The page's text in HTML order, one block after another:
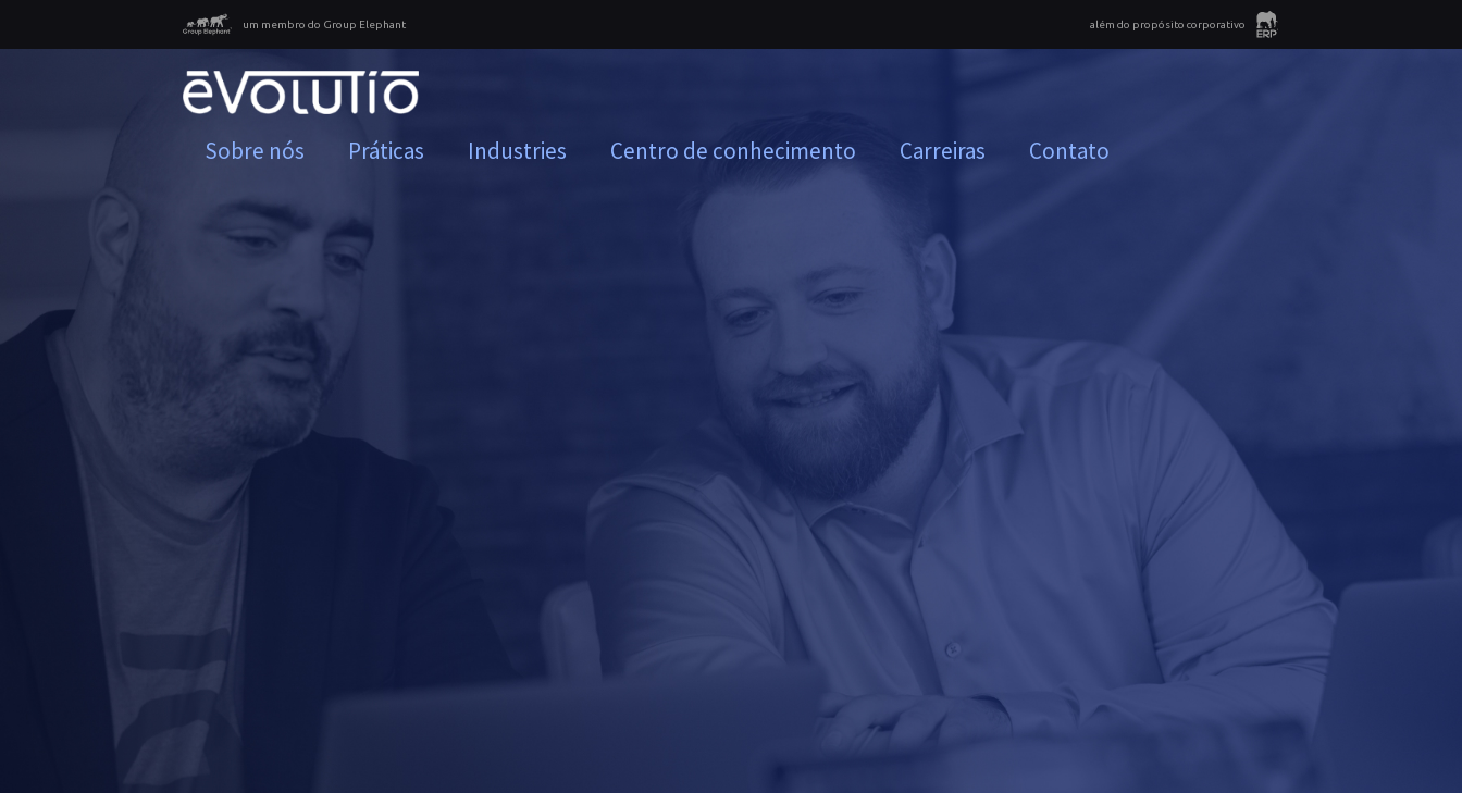
um membro do Group Elephant além do propósito corporativo
Sobre nós Práticas Industries Centro de conhecimento Carreiras Contato